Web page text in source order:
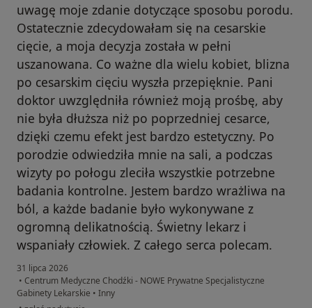
uwagę moje zdanie dotyczące sposobu porodu.
Ostatecznie zdecydowałam się na cesarskie
cięcie, a moja decyzja została w pełni
uszanowana. Co ważne dla wielu kobiet, blizna
po cesarskim cięciu wyszła przepięknie. Pani
doktor uwzględniła również moją prośbę, aby
nie była dłuższa niż po poprzedniej cesarce,
dzięki czemu efekt jest bardzo estetyczny. Po
porodzie odwiedziła mnie na sali, a podczas
wizyty po połogu zleciła wszystkie potrzebne
badania kontrolne. Jestem bardzo wrażliwa na
ból, a każde badanie było wykonywane z
ogromną delikatnością. Świetny lekarz i
wspaniały człowiek. Z całego serca polecam.
31 lipca 2026
• Centrum Medyczne Chodźki - NOWE Prywatne Specjalistyczne
Gabinety Lekarskie • Inny
w opinii użytkownika Paulina